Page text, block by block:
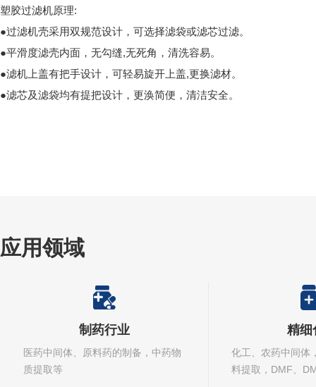
塑胶过滤机原理:
●过滤机壳采用双规范设计，可选择滤袋或滤芯过滤。
●平滑度滤壳内面，无勾缝,无死角，清洗容易。
●滤机上盖有把手设计，可轻易旋开上盖,更换滤材。
●滤芯及滤袋均有提把设计，更涣简便，清洁安全。
应用领域
制药行业
医药中间体、原料药的制备，中药物
质提取等
精细
化工、农药中间体
料提取，DMF、